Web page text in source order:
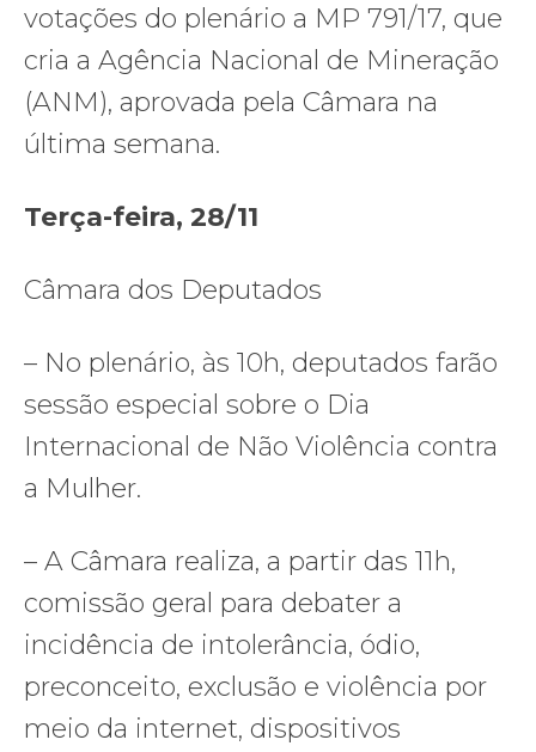
votações do plenário a MP 791/17, que
cria a Agência Nacional de Mineração
(ANM), aprovada pela Câmara na
última semana.
Terça-feira, 28/11
Câmara dos Deputados
– No plenário, às 10h, deputados farão
sessão especial sobre o Dia
Internacional de Não Violência contra
a Mulher.
– A Câmara realiza, a partir das 11h,
comissão geral para debater a
incidência de intolerância, ódio,
preconceito, exclusão e violência por
meio da internet, dispositivos